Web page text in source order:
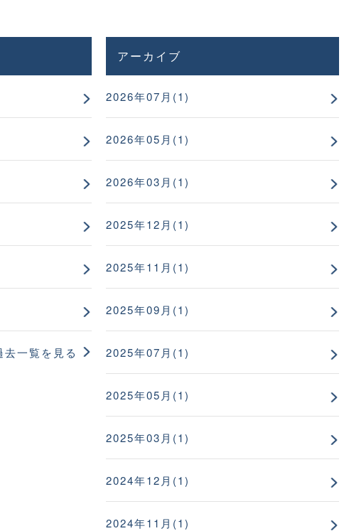
去一覧を見る
アーカイブ
2026年07月(1)
2026年05月(1)
2026年03月(1)
2025年12月(1)
2025年11月(1)
2025年09月(1)
2025年07月(1)
2025年05月(1)
2025年03月(1)
2024年12月(1)
2024年11月(1)